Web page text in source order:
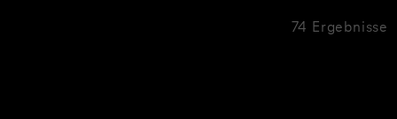
74 Ergebnisse